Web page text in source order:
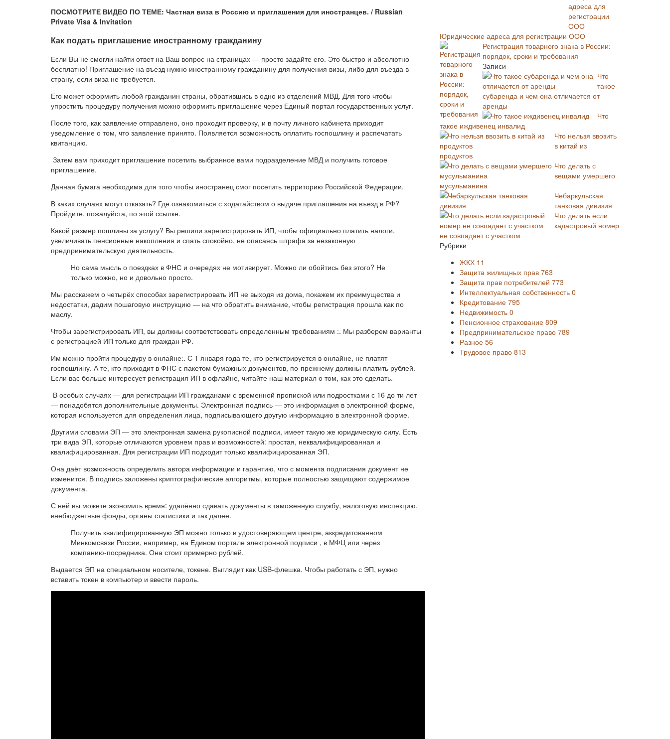
ПОСМОТРИТЕ ВИДЕО ПО ТЕМЕ: Частная виза в Россию и приглашения для иностранцев. / Russian
Private Visa & Invitation
Как подать приглашение иностранному гражданину
Если Вы не смогли найти ответ на Ваш вопрос на страницах — просто задайте его. Это быстро и абсолютно
бесплатно! Приглашение на въезд нужно иностранному гражданину для получения визы, либо для въезда в
страну, если виза не требуется.
Его может оформить любой гражданин страны, обратившись в одно из отделений МВД. Для того чтобы
упростить процедуру получения можно оформить приглашение через Единый портал государственных услуг.
После того, как заявление отправлено, оно проходит проверку, и в почту личного кабинета приходит
уведомление о том, что заявление принято. Появляется возможность оплатить госпошлину и распечатать
квитанцию.
Затем вам приходит приглашение посетить выбранное вами подразделение МВД и получить готовое
приглашение.
Данная бумага необходима для того чтобы иностранец смог посетить территорию Российской Федерации.
В каких случаях могут отказать? Где ознакомиться с ходатайством о выдаче приглашения на въезд в РФ?
Пройдите, пожалуйста, по этой ссылке.
Какой размер пошлины за услугу? Вы решили зарегистрировать ИП, чтобы официально платить налоги,
увеличивать пенсионные накопления и спать спокойно, не опасаясь штрафа за незаконную
предпринимательскую деятельность.
Но сама мысль о поездках в ФНС и очередях не мотивирует. Можно ли обойтись без этого? Не
только можно, но и довольно просто.
Мы расскажем о четырёх способах зарегистрировать ИП не выходя из дома, покажем их преимущества и
недостатки, дадим пошаговую инструкцию — на что обратить внимание, чтобы регистрация прошла как по
маслу.
Чтобы зарегистрировать ИП, вы должны соответствовать определенным требованиям :. Мы разберем варианты
с регистрацией ИП только для граждан РФ.
Им можно пройти процедуру в онлайне:. С 1 января года те, кто регистрируется в онлайне, не платят
госпошлину. А те, кто приходит в ФНС с пакетом бумажных документов, по-прежнему должны платить рублей.
Если вас больше интересует регистрация ИП в офлайне, читайте наш материал о том, как это сделать.
В особых случаях — для регистрации ИП гражданами с временной пропиской или подростками с 16 до ти лет
— понадобятся дополнительные документы. Электронная подпись — это информация в электронной форме,
которая используется для определения лица, подписывающего другую информацию в электронной форме.
Другими словами ЭП — это электронная замена рукописной подписи, имеет такую же юридическую силу. Есть
три вида ЭП, которые отличаются уровнем прав и возможностей: простая, неквалифицированная и
квалифицированная. Для регистрации ИП подходит только квалифицированная ЭП.
Она даёт возможность определить автора информации и гарантию, что с момента подписания документ не
изменится. В подпись заложены криптографические алгоритмы, которые полностью защищают содержимое
документа.
С ней вы можете экономить время: удалённо сдавать документы в таможенную службу, налоговую инспекцию,
внебюджетные фонды, органы статистики и так далее.
Получить квалифицированную ЭП можно только в удостоверяющем центре, аккредитованном
Минкомсвязи России, например, на Едином портале электронной подписи , в МФЦ или через
компанию-посредника. Она стоит примерно рублей.
Выдается ЭП на специальном носителе, токене. Выглядит как USB-флешка. Чтобы работать с ЭП, нужно
вставить токен в компьютер и ввести пароль.
Юридические адреса для регистрации ООО
Регистрация товарного знака в России:
порядок, сроки и требования
Записи
Что
такое
субаренда и чем она отличается от
аренды
Что
такое иждивенец инвалид
Что нельзя ввозить
в китай из
продуктов
Что делать с
вещами умершего
мусульманина
Чебаркульская
танковая дивизия
Что делать если
кадастровый номер
не совпадает с участком
Рубрики
ЖКХ 11
Защита жилищных прав 763
Защита прав потребителей 773
Интеллектуальная собственность 0
Кредитование 795
Недвижимость 0
Пенсионное страхование 809
Предпринимательское право 789
Разное 56
Трудовое право 813